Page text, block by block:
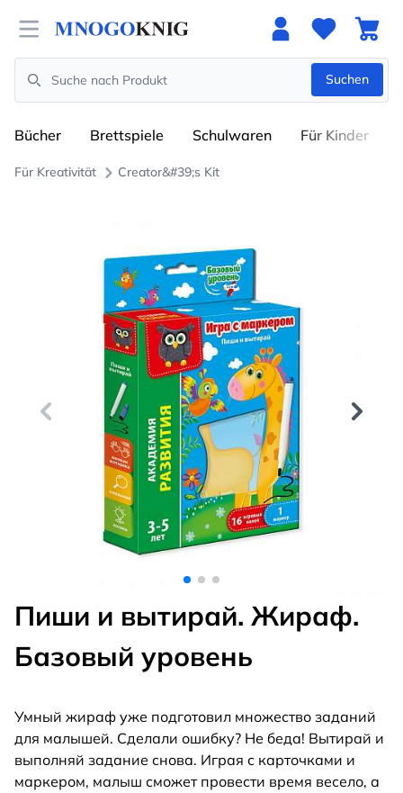
Open menu
Search
Suchen
Bücher Brettspiele Schulwaren Für Kinder
Für Kreativität Creator&#39;s Kit
Пиши и вытирай. Жираф.
Базовый уровень
Умный жираф уже подготовил множество заданий
для малышей. Сделали ошибку? Не беда! Вытирай и
выполняй задание снова. Играя с карточками и
маркером, малыш сможет провести время весело, а